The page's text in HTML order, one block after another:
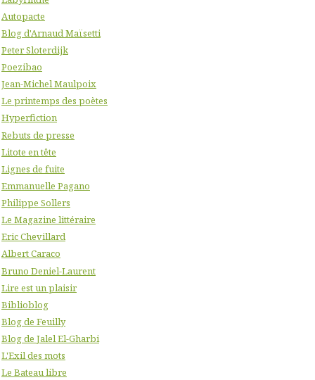
Autopacte
Blog d'Arnaud Maïsetti
Peter Sloterdijk
Poezibao
Jean-Michel Maulpoix
Le printemps des poètes
Hyperfiction
Rebuts de presse
Litote en tête
Lignes de fuite
Emmanuelle Pagano
Philippe Sollers
Le Magazine littéraire
Eric Chevillard
Albert Caraco
Bruno Deniel-Laurent
Lire est un plaisir
Biblioblog
Blog de Feuilly
Blog de Jalel El-Gharbi
L'Exil des mots
Le Bateau libre